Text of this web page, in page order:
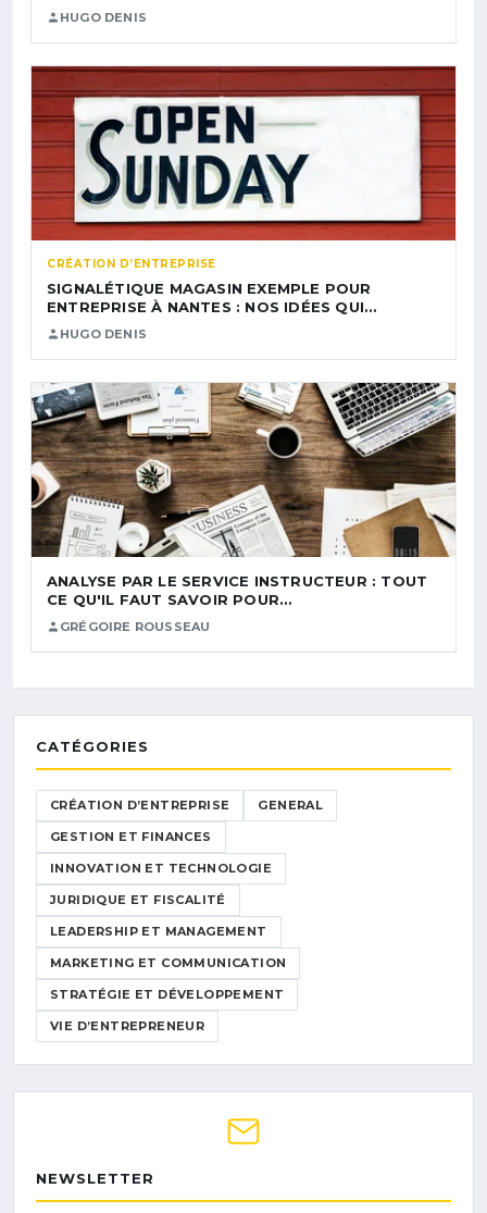
HUGO DENIS
CRÉATION D’ENTREPRISE
SIGNALÉTIQUE MAGASIN EXEMPLE POUR
ENTREPRISE À NANTES : NOS IDÉES QUI…
HUGO DENIS
ANALYSE PAR LE SERVICE INSTRUCTEUR : TOUT
CE QU'IL FAUT SAVOIR POUR…
GRÉGOIRE ROUSSEAU
CATÉGORIES
CRÉATION D’ENTREPRISE GENERAL
GESTION ET FINANCES
INNOVATION ET TECHNOLOGIE
JURIDIQUE ET FISCALITÉ
LEADERSHIP ET MANAGEMENT
MARKETING ET COMMUNICATION
STRATÉGIE ET DÉVELOPPEMENT
VIE D’ENTREPRENEUR
NEWSLETTER